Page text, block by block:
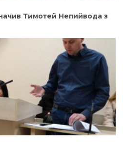
Тимотей Непийвода з